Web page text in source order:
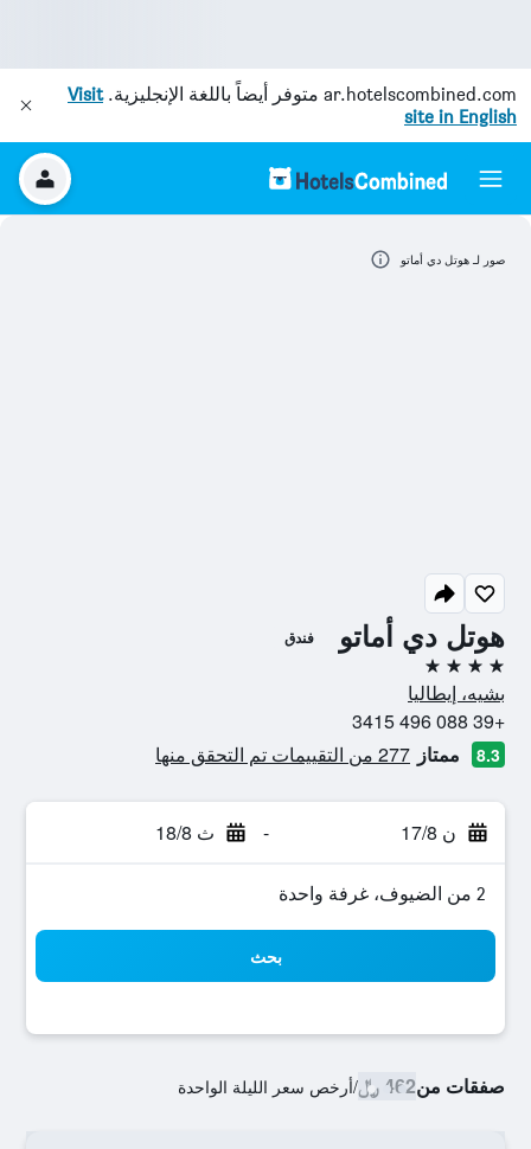
ar.hotelscombined.com متوفر أيضاً باللغة الإنجليزية.Visit
site in English
هوتل دي أماتو فندق
4 نجوم
بشيه، إيطاليا
+39 088 496 3415
8.3 ممتاز 277 من التقييمات تم التحقق منها
ن 17/8 - ث 18/8
2 من الضيوف، غرفة واحدة
بحث
صفقات من462 ﷼ /أرخص سعر الليلة الواحدة
صور لـ هوتل دي أماتو